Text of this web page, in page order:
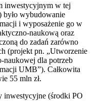
inwestycyjnym w tej
było wybudowanie
i wyposażenie go w
naukową oraz
do zadań zarówno
(projekt pn. „Utworzenie
naukowej dla potrzeb
UMB”). Całkowita
55 mln zł.
inwestycyjne (środki PO